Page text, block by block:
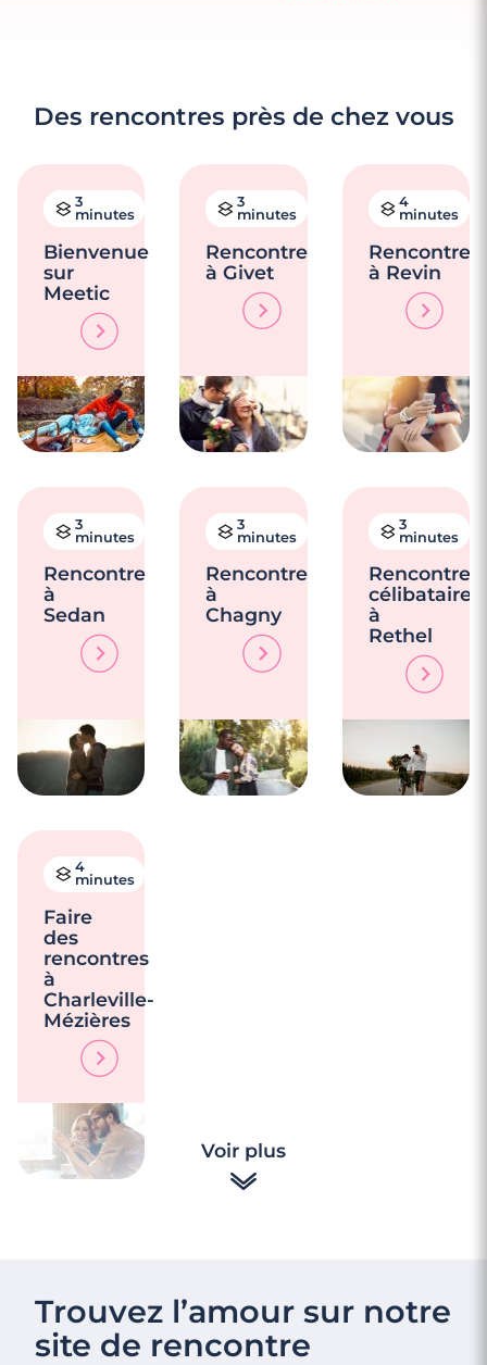
Des rencontres près de chez vous
3
minutes
Bienvenue
sur
Meetic
3
minutes
Rencontre
à Givet
4
minutes
Rencontre
à Revin
3
minutes
Rencontre
à
Sedan
3
minutes
Rencontre
à
Chagny
3
minutes
Rencontres
célibataires
à
Rethel
4
minutes
Faire
des
rencontres
à
Charleville-
Mézières
Voir plus
Trouvez l’amour sur notre
site de rencontre